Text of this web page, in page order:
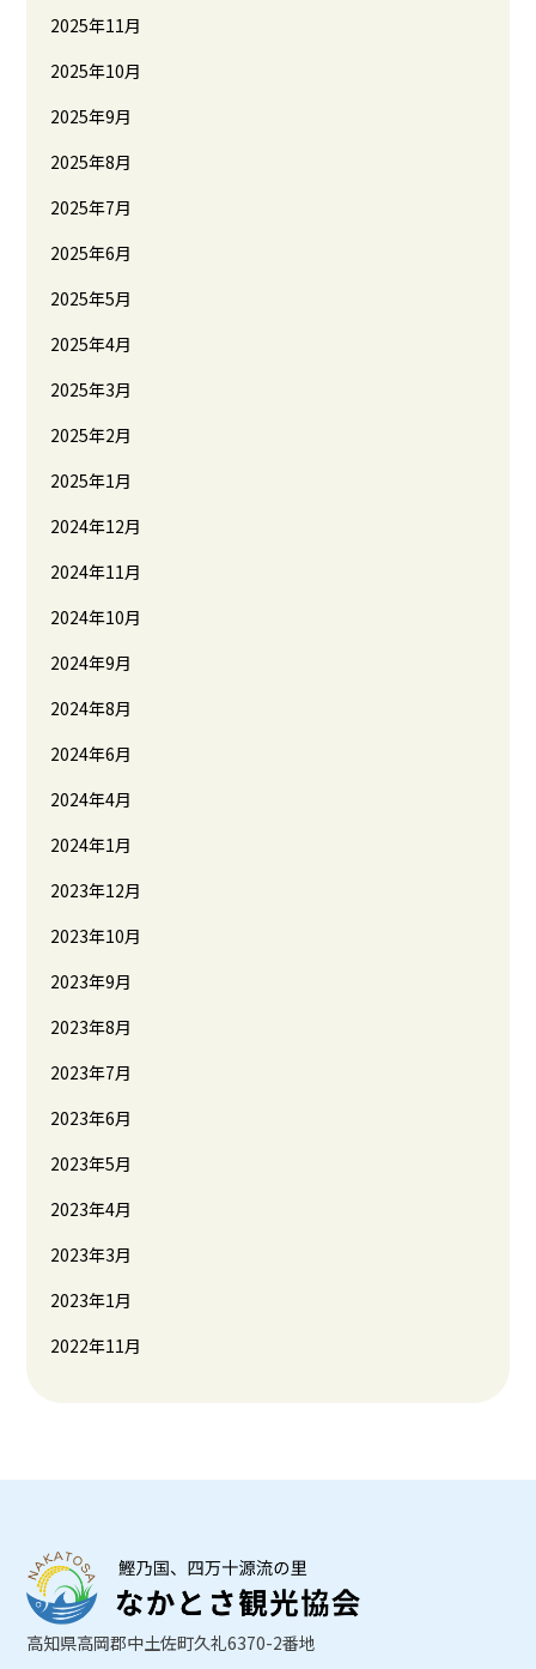
2025年11月
2025年10月
2025年9月
2025年8月
2025年7月
2025年6月
2025年5月
2025年4月
2025年3月
2025年2月
2025年1月
2024年12月
2024年11月
2024年10月
2024年9月
2024年8月
2024年6月
2024年4月
2024年1月
2023年12月
2023年10月
2023年9月
2023年8月
2023年7月
2023年6月
2023年5月
2023年4月
2023年3月
2023年1月
2022年11月
高知県高岡郡中土佐町久礼6370-2番地